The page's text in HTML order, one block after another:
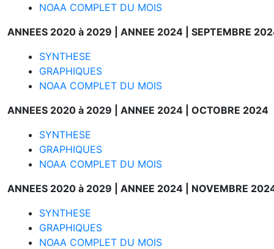
NOAA COMPLET DU MOIS
ANNEES 2020 à 2029 | ANNEE 2024 | SEPTEMBRE
SYNTHESE
GRAPHIQUES
NOAA COMPLET DU MOIS
ANNEES 2020 à 2029 | ANNEE 2024 | OCTOBRE 2024
SYNTHESE
GRAPHIQUES
NOAA COMPLET DU MOIS
ANNEES 2020 à 2029 | ANNEE 2024 | NOVEMBRE
SYNTHESE
GRAPHIQUES
NOAA COMPLET DU MOIS